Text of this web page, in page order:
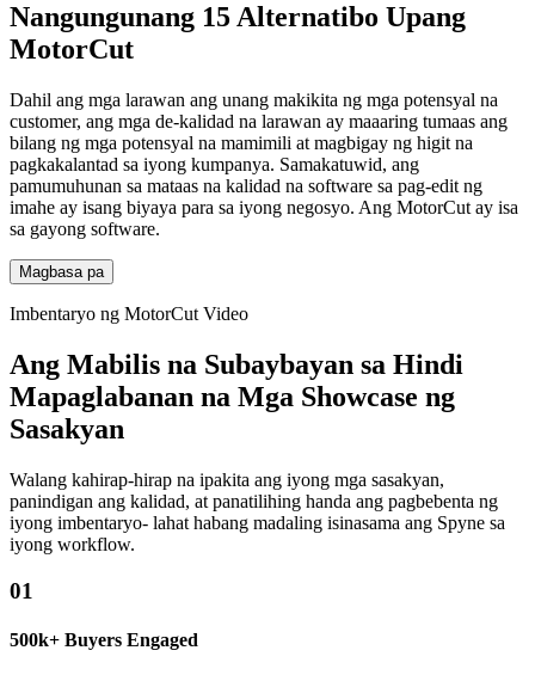
Nangungunang 15 Alternatibo Upang
MotorCut
Dahil ang mga larawan ang unang makikita ng mga potensyal na
customer, ang mga de-kalidad na larawan ay maaaring tumaas ang
bilang ng mga potensyal na mamimili at magbigay ng higit na
pagkakalantad sa iyong kumpanya. Samakatuwid, ang
pamumuhunan sa mataas na kalidad na software sa pag-edit ng
imahe ay isang biyaya para sa iyong negosyo. Ang MotorCut ay isa
sa gayong software.
Magbasa pa
Imbentaryo ng MotorCut Video
Ang Mabilis na Subaybayan sa Hindi
Mapaglabanan na Mga Showcase ng
Sasakyan
Walang kahirap-hirap na ipakita ang iyong mga sasakyan,
panindigan ang kalidad, at panatilihing handa ang pagbebenta ng
iyong imbentaryo- lahat habang madaling isinasama ang Spyne sa
iyong workflow.
01
500k+ Buyers Engaged